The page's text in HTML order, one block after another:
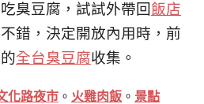
臭豆腐，試試外帶回飯店
錯，決定開放內用時，前
全台臭豆腐收集。
化路夜市 。 火雞肉飯 。 景點